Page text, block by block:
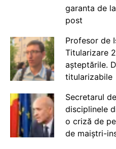
garanta de
post
Profesor de
Titularizare
așteptările.
titularizabile
Secretarul
disciplinele
o criză de
de maiștri-